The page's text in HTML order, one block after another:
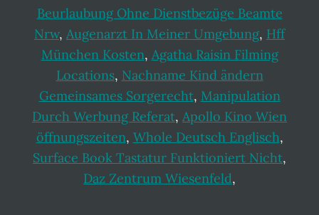
Beurlaubung Ohne Dienstbezüge Beamte
Nrw, Augenarzt In Meiner Umgebung, Hff
München Kosten, Agatha Raisin Filming
Locations, Nachname Kind ändern
Gemeinsames Sorgerecht, Manipulation
Durch Werbung Referat, Apollo Kino Wien
öffnungszeiten, Whole Deutsch Englisch,
Surface Book Tastatur Funktioniert Nicht,
Daz Zentrum Wiesenfeld,